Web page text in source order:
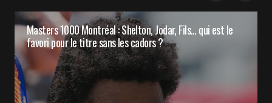
Masters 1000 Montréal : Shelton, Jodar, Fils… qui est le
favori pour le titre sans les cadors ?